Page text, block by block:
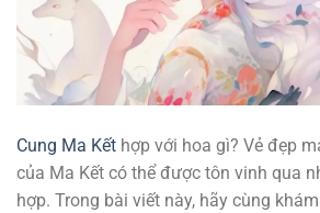
Cung Ma Kết hợp với hoa gì? Vẻ đẹp
của Ma Kết có thể được tôn vinh qua
hợp. Trong bài viết này, hãy cùng